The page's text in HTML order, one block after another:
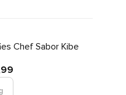
Chef Sabor Kibe